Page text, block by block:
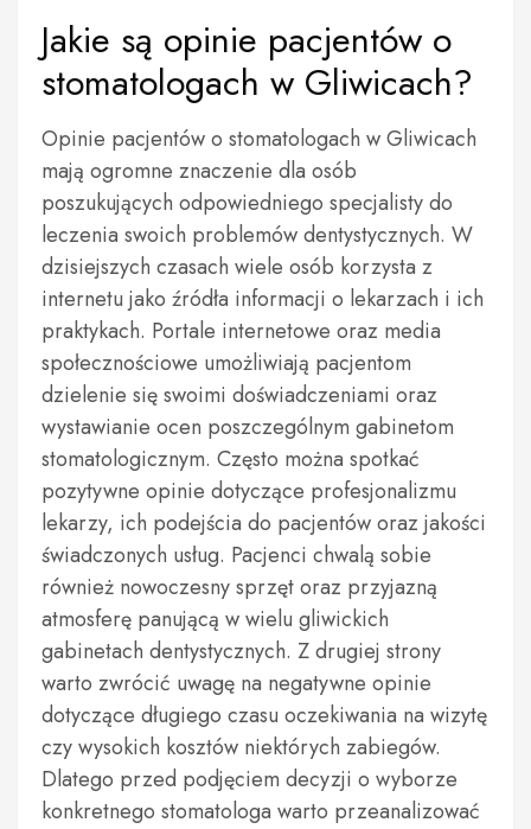
Jakie są opinie pacjentów o
stomatologach w Gliwicach?
Opinie pacjentów o stomatologach w Gliwicach
mają ogromne znaczenie dla osób
poszukujących odpowiedniego specjalisty do
leczenia swoich problemów dentystycznych. W
dzisiejszych czasach wiele osób korzysta z
internetu jako źródła informacji o lekarzach i ich
praktykach. Portale internetowe oraz media
społecznościowe umożliwiają pacjentom
dzielenie się swoimi doświadczeniami oraz
wystawianie ocen poszczególnym gabinetom
stomatologicznym. Często można spotkać
pozytywne opinie dotyczące profesjonalizmu
lekarzy, ich podejścia do pacjentów oraz jakości
świadczonych usług. Pacjenci chwalą sobie
również nowoczesny sprzęt oraz przyjazną
atmosferę panującą w wielu gliwickich
gabinetach dentystycznych. Z drugiej strony
warto zwrócić uwagę na negatywne opinie
dotyczące długiego czasu oczekiwania na wizytę
czy wysokich kosztów niektórych zabiegów.
Dlatego przed podjęciem decyzji o wyborze
konkretnego stomatologa warto przeanalizować